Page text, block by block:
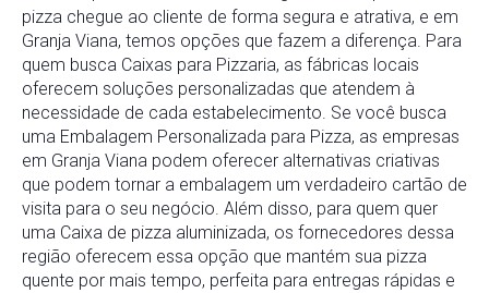
pizza chegue ao cliente de forma segura e atrativa, e em
Granja Viana, temos opções que fazem a diferença. Para
quem busca Caixas para Pizzaria, as fábricas locais
oferecem soluções personalizadas que atendem à
necessidade de cada estabelecimento. Se você busca
uma Embalagem Personalizada para Pizza, as empresas
em Granja Viana podem oferecer alternativas criativas
que podem tornar a embalagem um verdadeiro cartão de
visita para o seu negócio. Além disso, para quem quer
uma Caixa de pizza aluminizada, os fornecedores dessa
região oferecem essa opção que mantém sua pizza
quente por mais tempo, perfeita para entregas rápidas e